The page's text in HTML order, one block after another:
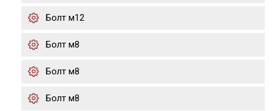
Болт м12
Болт м8
Болт м8
Болт м8